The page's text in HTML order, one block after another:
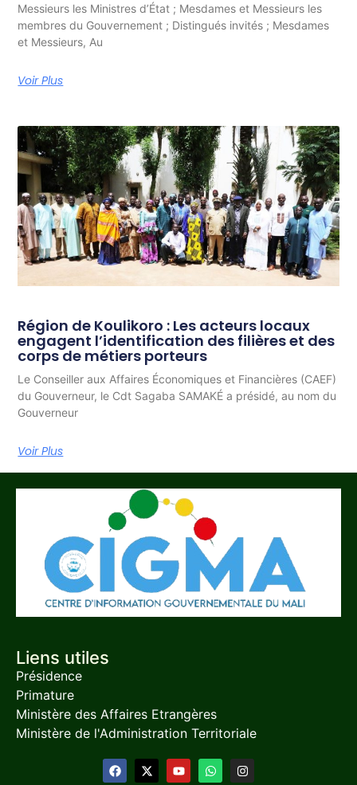
Messieurs les Ministres d’État ; Mesdames et Messieurs les
membres du Gouvernement ; Distingués invités ; Mesdames
et Messieurs, Au
Voir Plus
Région de Koulikoro : Les acteurs locaux
engagent l’identification des filières et des
corps de métiers porteurs
Le Conseiller aux Affaires Économiques et Financières (CAEF)
du Gouverneur, le Cdt Sagaba SAMAKÉ a présidé, au nom du
Gouverneur
Voir Plus
Liens utiles
Présidence
Primature
Ministère des Affaires Etrangères
Ministère de l'Administration Territoriale